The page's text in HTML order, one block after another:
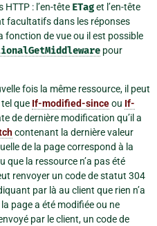
: l’en-tête ETaget l’en-tête
facultatifs dans les réponses
fonction de vue ou il est possible
pour
fois la même ressource, il peut
que If-modified-sinceou If-
de dernière modification qu’il a
contenant la dernière valeur
de la page correspond à la
que la ressource n’a pas été
renvoyer un code de statut 304
par là au client que rien n’a
page a été modifiée ou ne
par le client, un code de